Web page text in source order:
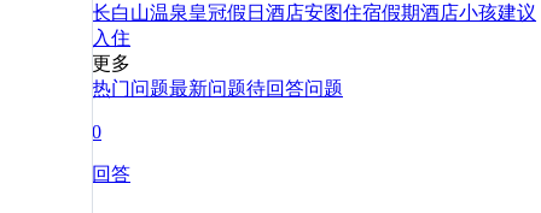
长白山温泉皇冠假日酒店安图住宿假期酒店小孩建议
入住
更多
热门问题最新问题待回答问题
0
回答